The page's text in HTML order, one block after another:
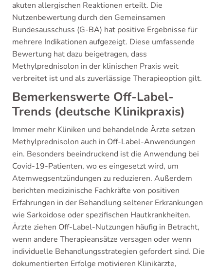
akuten allergischen Reaktionen erteilt. Die
Nutzenbewertung durch den Gemeinsamen
Bundesausschuss (G-BA) hat positive Ergebnisse für
mehrere Indikationen aufgezeigt. Diese umfassende
Bewertung hat dazu beigetragen, dass
Methylprednisolon in der klinischen Praxis weit
verbreitet ist und als zuverlässige Therapieoption gilt.
Bemerkenswerte Off-Label-
Trends (deutsche Klinikpraxis)
Immer mehr Kliniken und behandelnde Ärzte setzen
Methylprednisolon auch in Off-Label-Anwendungen
ein. Besonders beeindruckend ist die Anwendung bei
Covid-19-Patienten, wo es eingesetzt wird, um
Atemwegsentzündungen zu reduzieren. Außerdem
berichten medizinische Fachkräfte von positiven
Erfahrungen in der Behandlung seltener Erkrankungen
wie Sarkoidose oder spezifischen Hautkrankheiten.
Ärzte ziehen Off-Label-Nutzungen häufig in Betracht,
wenn andere Therapieansätze versagen oder wenn
individuelle Behandlungsstrategien gefordert sind. Die
dokumentierten Erfolge motivieren Klinikärzte,